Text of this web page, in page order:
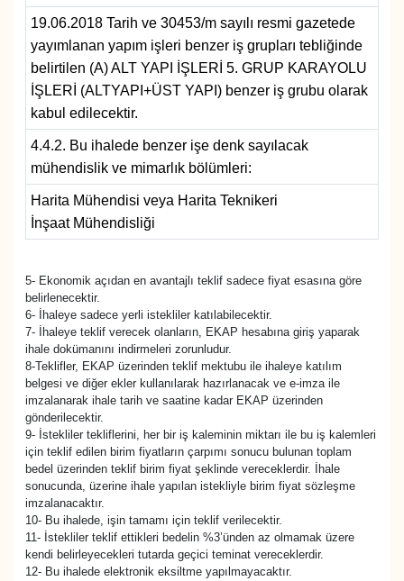
19.06.2018 Tarih ve 30453/m sayılı resmi gazetede
yayımlanan yapım işleri benzer iş grupları tebliğinde
belirtilen (A) ALT YAPI İŞLERİ 5. GRUP KARAYOLU
İŞLERİ (ALTYAPI+ÜST YAPI) benzer iş grubu olarak
kabul edilecektir.
4.4.2. Bu ihalede benzer işe denk sayılacak
mühendislik ve mimarlık bölümleri:
Harita Mühendisi veya Harita Teknikeri
İnşaat Mühendisliği
5- Ekonomik açıdan en avantajlı teklif sadece fiyat esasına göre
belirlenecektir.
6- İhaleye sadece yerli istekliler katılabilecektir.
7- İhaleye teklif verecek olanların, EKAP hesabına giriş yaparak
ihale dokümanını indirmeleri zorunludur.
8-Teklifler, EKAP üzerinden teklif mektubu ile ihaleye katılım
belgesi ve diğer ekler kullanılarak hazırlanacak ve e-imza ile
imzalanarak ihale tarih ve saatine kadar EKAP üzerinden
gönderilecektir.
9- İstekliler tekliflerini, her bir iş kaleminin miktarı ile bu iş kalemleri
için teklif edilen birim fiyatların çarpımı sonucu bulunan toplam
bedel üzerinden teklif birim fiyat şeklinde vereceklerdir. İhale
sonucunda, üzerine ihale yapılan istekliyle birim fiyat sözleşme
imzalanacaktır.
10- Bu ihalede, işin tamamı için teklif verilecektir.
11- İstekliler teklif ettikleri bedelin %3’ünden az olmamak üzere
kendi belirleyecekleri tutarda geçici teminat vereceklerdir.
12- Bu ihalede elektronik eksiltme yapılmayacaktır.